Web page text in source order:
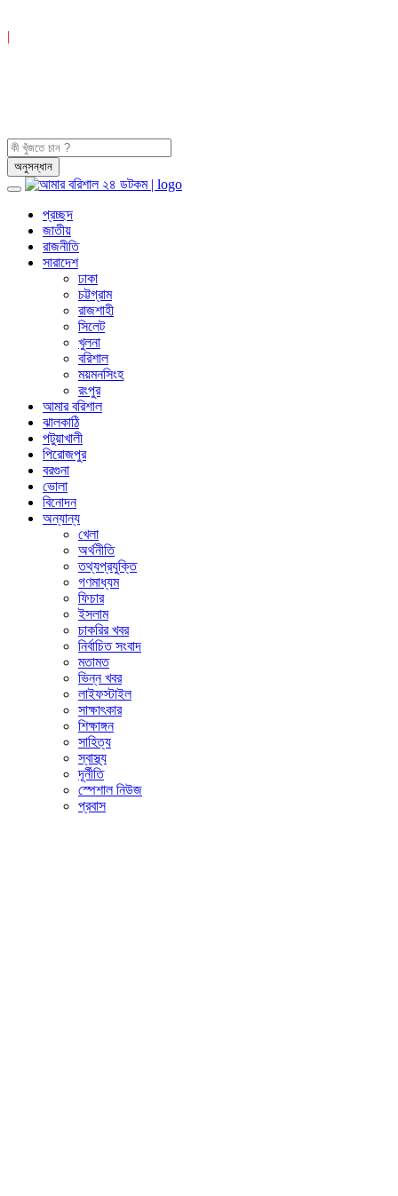
|
প্রচ্ছদ
জাতীয়
রাজনীতি
সারাদেশ
ঢাকা
চট্টগ্রাম
রাজশাহী
সিলেট
খুলনা
বরিশাল
ময়মনসিংহ
রংপুর
আমার বরিশাল
ঝালকাঠি
পটুয়াখালী
পিরোজপুর
বরগুনা
ভোলা
বিনোদন
অন্যান্য
খেলা
অর্থনীতি
তথ্যপ্রযুক্তি
গণমাধ্যম
ফিচার
ইসলাম
চাকরির খবর
নির্বাচিত সংবাদ
মতামত
ভিন্ন খবর
লাইফস্টাইল
সাক্ষাৎকার
শিক্ষাঙ্গন
সাহিত্য
স্বাস্থ্য
দূর্নীতি
স্পেশাল নিউজ
প্রবাস